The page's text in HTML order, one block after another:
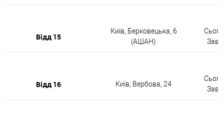
Відд 15
Київ, Берковецька, 6
(АШАН)
Відд 16 Київ, Вербова, 24